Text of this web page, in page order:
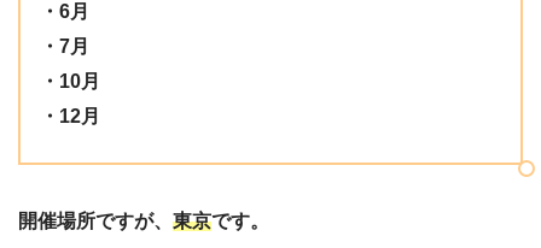
・6月
・7月
・10月
・12月
開催場所ですが、 東京です。